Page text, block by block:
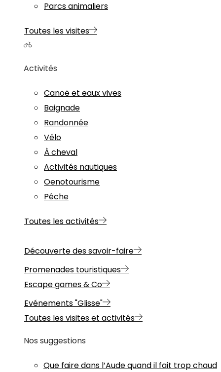
Parcs animaliers
Toutes les visites
Activités
Canoë et eaux vives
Baignade
Randonnée
Vélo
À cheval
Activités nautiques
Oenotourisme
Pêche
Toutes les activités
Découverte des savoir-faire
Promenades touristiques
Escape games & Co
Evénements "Glisse"
Toutes les visites et activités
Nos suggestions
Que faire dans l’Aude quand il fait trop chaud